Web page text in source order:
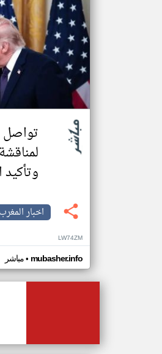
وتأكيد
اخبار المغرب
LW74ZM
مباشر• mubasher.info